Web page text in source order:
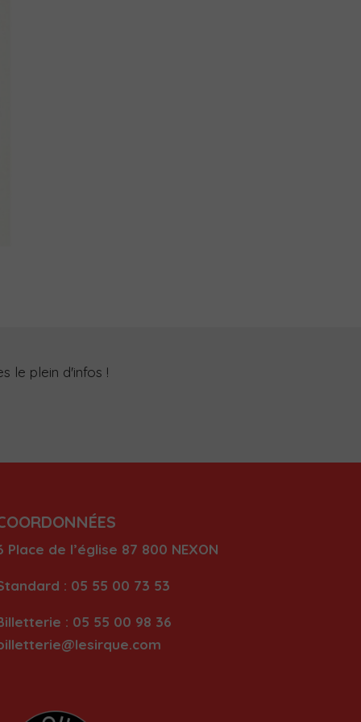
le plein d'infos !
Place de l’église 87 800 NEXON
: 05 55 00 73 53
: 05 55 00 98 36